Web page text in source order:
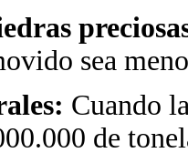
sea
Cuando
de